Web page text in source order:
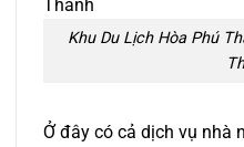
Khu Du Lịch Hòa Phú
Ở đây có cả dịch vụ nhà